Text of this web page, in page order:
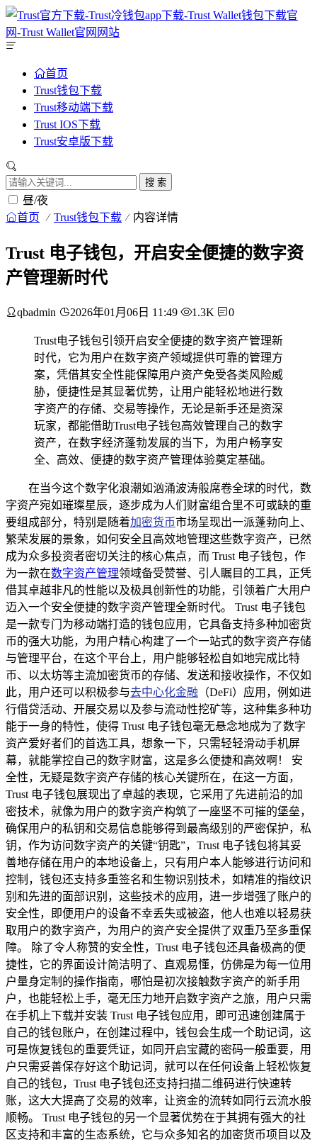
首页
Trust钱包下载
Trust移动端下载
Trust IOS下载
Trust安卓版下载
搜 索
昼/夜
首页 Trust钱包下载 内容详情
Trust 电子钱包，开启安全便捷的数字资
产管理新时代
qbadmin 2026年01月06日 11:49 1.3K 0
Trust电子钱包引领开启安全便捷的数字资产管理新
时代，它为用户在数字资产领域提供可靠的管理方
案，凭借其安全性能保障用户资产免受各类风险威
胁，便捷性是其显著优势，让用户能轻松地进行数
字资产的存储、交易等操作，无论是新手还是资深
玩家，都能借助Trust电子钱包高效管理自己的数字
资产，在数字经济蓬勃发展的当下，为用户畅享安
全、高效、便捷的数字资产管理体验奠定基础。
在当今这个数字化浪潮如汹涌波涛般席卷全球的时代，数
字资产宛如璀璨星辰，逐步成为人们财富组合里不可或缺的重
要组成部分，特别是随着加密货币市场呈现出一派蓬勃向上、
繁荣发展的景象，如何安全且高效地管理这些数字资产，已然
成为众多投资者密切关注的核心焦点，而 Trust 电子钱包，作
为一款在数字资产管理领域备受赞誉、引人瞩目的工具，正凭
借其卓越非凡的性能以及极具创新性的功能，引领着广大用户
迈入一个安全便捷的数字资产管理全新时代。 Trust 电子钱包
是一款专门为移动端打造的钱包应用，它具备支持多种加密货
币的强大功能，为用户精心构建了一个一站式的数字资产存储
与管理平台，在这个平台上，用户能够轻松自如地完成比特
币、以太坊等主流加密货币的存储、发送和接收操作，不仅如
此，用户还可以积极参与去中心化金融 （DeFi）应用，例如进
行借贷活动、开展交易以及参与流动性挖矿等，这种集多种功
能于一身的特性，使得 Trust 电子钱包毫无悬念地成为了数字
资产爱好者们的首选工具，想象一下，只需轻轻滑动手机屏
幕，就能掌控自己的数字财富，这是多么便捷和高效啊！ 安
全性，无疑是数字资产存储的核心关键所在，在这一方面，
Trust 电子钱包展现出了卓越的表现，它采用了先进前沿的加
密技术，就像为用户的数字资产构筑了一座坚不可摧的堡垒，
确保用户的私钥和交易信息能够得到最高级别的严密保护，私
钥，作为访问数字资产的关键“钥匙”，Trust 电子钱包将其妥
善地存储在用户的本地设备上，只有用户本人能够进行访问和
控制，钱包还支持多重签名和生物识别技术，如精准的指纹识
别和先进的面部识别，这些技术的应用，进一步增强了账户的
安全性，即便用户的设备不幸丢失或被盗，他人也难以轻易获
取用户的数字资产，为用户的资产安全提供了双重乃至多重保
障。 除了令人称赞的安全性，Trust 电子钱包还具备极高的便
捷性，它的界面设计简洁明了、直观易懂，仿佛是为每一位用
户量身定制的操作指南，哪怕是初次接触数字资产的新手用
户，也能轻松上手，毫无压力地开启数字资产之旅，用户只需
在手机上下载并安装 Trust 电子钱包应用，即可迅速创建属于
自己的钱包账户，在创建过程中，钱包会生成一个助记词，这
可是恢复钱包的重要凭证，如同开启宝藏的密码一般重要，用
户只需妥善保存好这个助记词，就可以在任何设备上轻松恢复
自己的钱包，Trust 电子钱包还支持扫描二维码进行快速转
账，这大大提高了交易的效率，让资金的流转如同行云流水般
顺畅。 Trust 电子钱包的另一个显著优势在于其拥有强大的社
区支持和丰富的生态系统，它与众多知名的加密货币项目以及